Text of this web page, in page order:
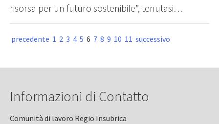
risorsa per un futuro sostenibile”, tenutasi…
precedente 1 2 3 4 5 6 7 8 9 10 11 successivo
Informazioni di Contatto
Comunità di lavoro Regio Insubrica